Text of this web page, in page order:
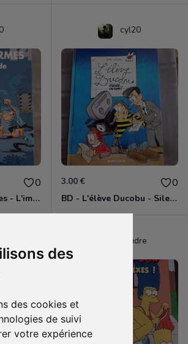
des
des cookies et
de suivi
votre expérience
0
BD - Les gendarmes - L'imitation de vitesse - Tome 14
cyl20
3.00 € 0
BD - L'élève Ducobu - Silence, on copie
giraudre